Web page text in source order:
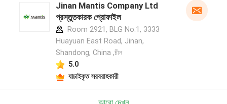
Jinan Mantis Company Ltd
প্রস্তুতকারক প্রোফাইল
Room 2921, BLG No.1, 3333
Huayuan East Road, Jinan,
Shandong, China ,চীন
5.0
যাচাইকৃত সরবরাহকারী